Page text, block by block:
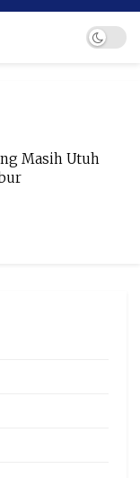
Masih Utuh